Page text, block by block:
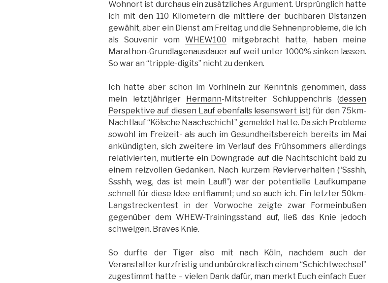
Wohnort ist durchaus ein zusätzliches Argument. Ursprünglich hatte
ich mit den 110 Kilometern die mittlere der buchbaren Distanzen
gewählt, aber ein Dienst am Freitag und die Sehnenprobleme, die ich
als Souvenir vomWHEW100 mitgebracht hatte, haben meine
Marathon-Grundlagenausdauer auf weit unter 1000% sinken lassen.
So war an “tripple-digits” nicht zu denken.
Ich hatte aber schon im Vorhinein zur Kenntnis genommen, dass
mein letztjähriger
Hermann-Mitstreiter Schluppenchris (dessen
Perspektive auf diesen Lauf ebenfalls lesenswert ist) für den 75km-
Nachtlauf “Kölsche Naachschicht” gemeldet hatte. Da sich Probleme
sowohl im Freizeit- als auch im Gesundheitsbereich bereits im Mai
ankündigten, sich zweitere im Verlauf des Frühsommers allerdings
relativierten, mutierte ein Downgrade auf die Nachtschicht bald zu
einem reizvollen Gedanken. Nach kurzem Revierverhalten (“Ssshh,
Ssshh, weg, das ist mein Lauf!”) war der potentielle Laufkumpane
schnell für diese Idee entflammt; und so auch ich. Ein letzter 50km-
Langstreckentest in der Vorwoche zeigte zwar Formeinbußen
gegenüber dem WHEW-Trainingsstand auf, ließ das Knie jedoch
schweigen. Braves Knie.
So durfte der Tiger also mit nach Köln, nachdem auch der
Veranstalter kurzfristig und unbürokratisch einem “Schichtwechsel”
zugestimmt hatte – vielen Dank dafür, man merkt Euch einfach Euer